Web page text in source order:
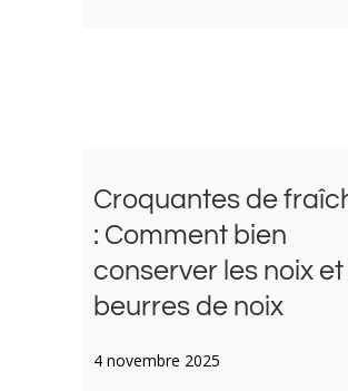
Croquantes de
: Comment bien
conserver les noix et
beurres de noix
4 novembre 2025